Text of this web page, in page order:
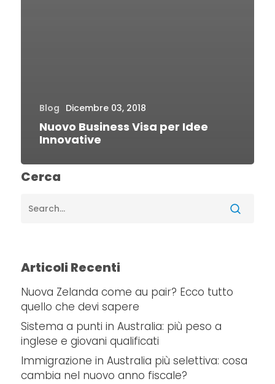
Blog Dicembre 03, 2018
Nuovo Business Visa per Idee
Innovative
Cerca
Articoli Recenti
Nuova Zelanda come au pair? Ecco tutto
quello che devi sapere
Sistema a punti in Australia: più peso a
inglese e giovani qualificati
Immigrazione in Australia più selettiva: cosa
cambia nel nuovo anno fiscale?